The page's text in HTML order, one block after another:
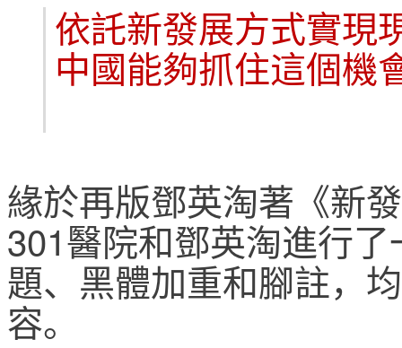
依託新發展方式實現
中國能夠抓住這個機
緣於再版鄧英淘著《新
301醫院和鄧英淘進行
題、黑體加重和腳註，
容。